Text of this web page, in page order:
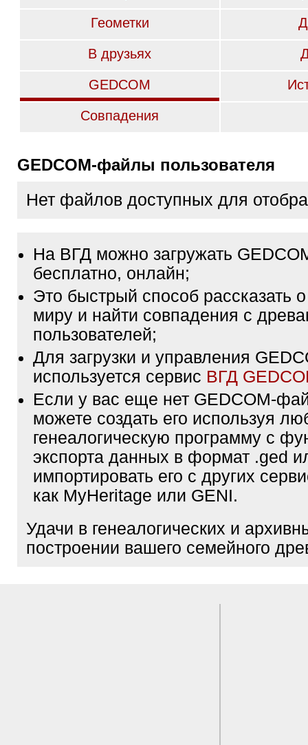
Геометки
В друзьях
GEDCOM
Совпадения
GEDCOM-файлы пользователя
Нет файлов доступных для
На ВГД можно загружать
бесплатно, онлайн;
Это быстрый способ рассказать
миру и найти совпадения с
пользователей;
Для загрузки и управления
используется сервис ВГД
Если у вас еще нет GEDCOM-
можете создать его используя
генеалогическую программу с
экспорта данных в формат .ged
импортировать его с других
как MyHeritage или GENI.
Удачи в генеалогических и
построении вашего семейного